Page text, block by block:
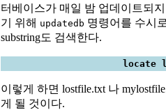
터베이스가 매일 밤 업데이트되
기 위해 updatedb 명령어를 수시
substring도 검색한다.
locate
이렇게 하면 lostfile.txt 나
게 될 것이다.